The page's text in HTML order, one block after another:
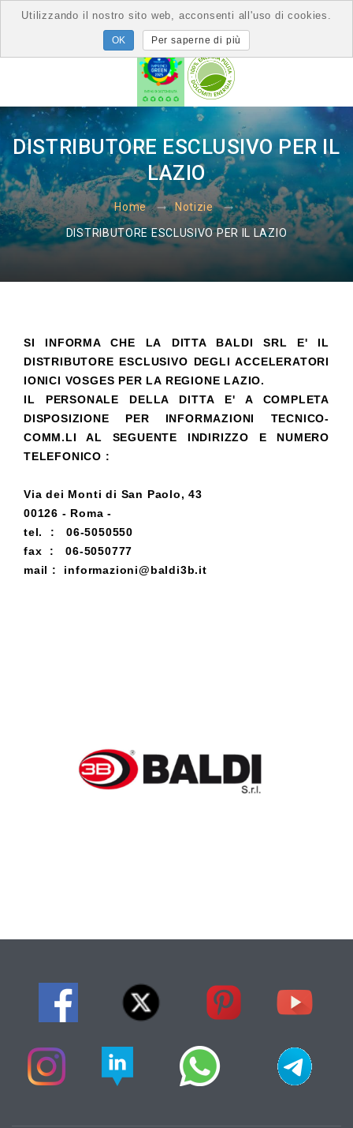
DISTRIBUTORE ESCLUSIVO PER IL
LAZIO
Home Notizie
DISTRIBUTORE ESCLUSIVO PER IL LAZIO
SI INFORMA CHE LA DITTA BALDI SRL E' IL
DISTRIBUTORE ESCLUSIVO DEGLI ACCELERATORI
IONICI VOSGES PER LA REGIONE LAZIO.
IL PERSONALE DELLA DITTA E' A COMPLETA
DISPOSIZIONE PER INFORMAZIONI TECNICO-
COMM.LI AL SEGUENTE INDIRIZZO E NUMERO
TELEFONICO :
Via dei Monti di San Paolo, 43
00126 - Roma -
tel. : 06-5050550
fax : 06-5050777
mail : informazioni@baldi3b.it
Utilizzando il nostro sito web, acconsenti all'uso di cookies.
Per saperne di più